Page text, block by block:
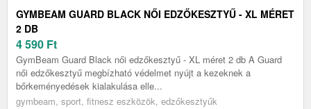
GYMBEAM GUARD BLACK NŐI EDZŐKESZTYŰ - XL MÉRET
2 DB
4 590 Ft
GymBeam Guard Black női edzőkesztyű - XL méret 2 db A Guard
női edzőkesztyű megbízható védelmet nyújt a kezeknek a
bőrkeményedések kialakulása elle...
gymbeam, sport, fitnesz eszközök, edzőkesztyűk